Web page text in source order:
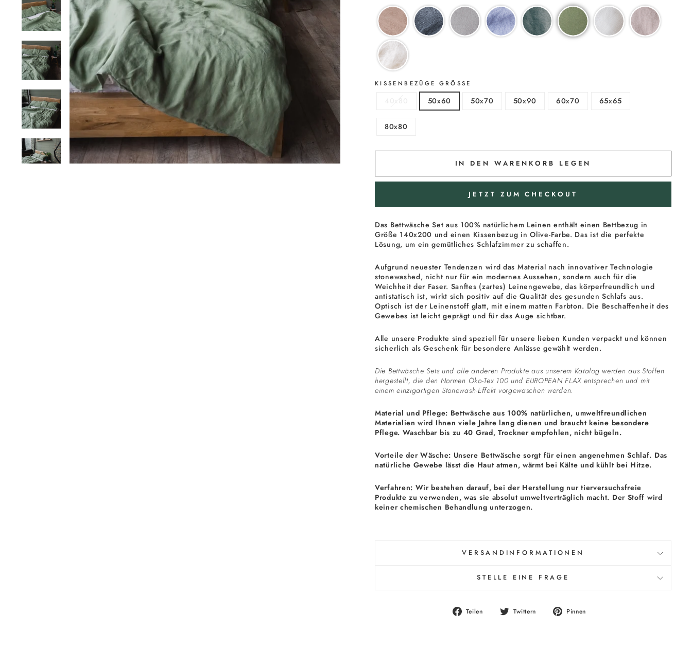
KISSENBEZÜGE GRÖSSE
50x60 50x70 50x90 60x70 65x65
80x80
IN DEN WARENKORB LEGEN
JETZT ZUM CHECKOUT
Das Bettwäsche Set aus 100% natürlichem Leinen enthält einen Bettbezug in
Größe 140x200 und einen Kissenbezug in Olive-Farbe. Das ist die perfekte
Lösung, um ein gemütliches Schlafzimmer zu schaffen.
Aufgrund neuester Tendenzen wird das Material nach innovativer Technologie
stonewashed, nicht nur für ein modernes Aussehen, sondern auch für die
Weichheit der Faser. Sanftes (zartes) Leinengewebe, das körperfreundlich und
antistatisch ist, wirkt sich positiv auf die Qualität des gesunden Schlafs aus.
Optisch ist der Leinenstoff glatt, mit einem matten Farbton. Die Beschaffenheit des
Gewebes ist leicht geprägt und für das Auge sichtbar.
Alle unsere Produkte sind speziell für unsere lieben Kunden verpackt und können
sicherlich als Geschenk für besondere Anlässe gewählt werden.
Die Bettwäsche Sets und alle anderen Produkte aus unserem Katalog werden aus Stoffen
hergestellt, die den Normen Öko-Tex 100 und EUROPEAN FLAX entsprechen und mit
einem einzigartigen Stonewash-Effekt vorgewaschen werden.
Material und Pflege: Bettwäsche aus 100% natürlichen, umweltfreundlichen
Materialien wird Ihnen viele Jahre lang dienen und braucht keine besondere
Pflege. Waschbar bis zu 40 Grad, Trockner empfohlen, nicht bügeln.
Vorteile der Wäsche: Unsere Bettwäsche sorgt für einen angenehmen Schlaf. Das
natürliche Gewebe lässt die Haut atmen, wärmt bei Kälte und kühlt bei Hitze.
Verfahren: Wir bestehen darauf, bei der Herstellung nur tierversuchsfreie
Produkte zu verwenden, was sie absolut umweltverträglich macht. Der Stoff wird
keiner chemischen Behandlung unterzogen.
VERSANDINFORMATIONEN
STELLE EINE FRAGE
Teilen
Auf
Twittern
Auf
Pinnen